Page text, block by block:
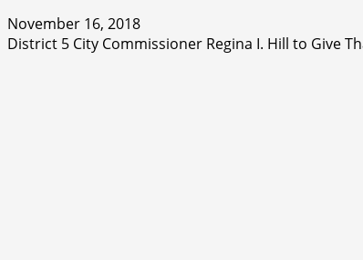
November 16, 2018
District 5 City Commissioner Regina I. Hill to Give